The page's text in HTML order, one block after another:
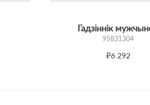
Гадзіннік
95831304
₽6 292